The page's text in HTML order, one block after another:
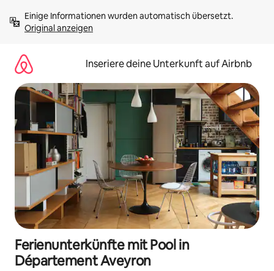
Inhalten
springenOriginal anzeigen
Inseriere deine Unterkunft auf Airbnb
Ferienunterkünfte mit Pool in
Département Aveyron